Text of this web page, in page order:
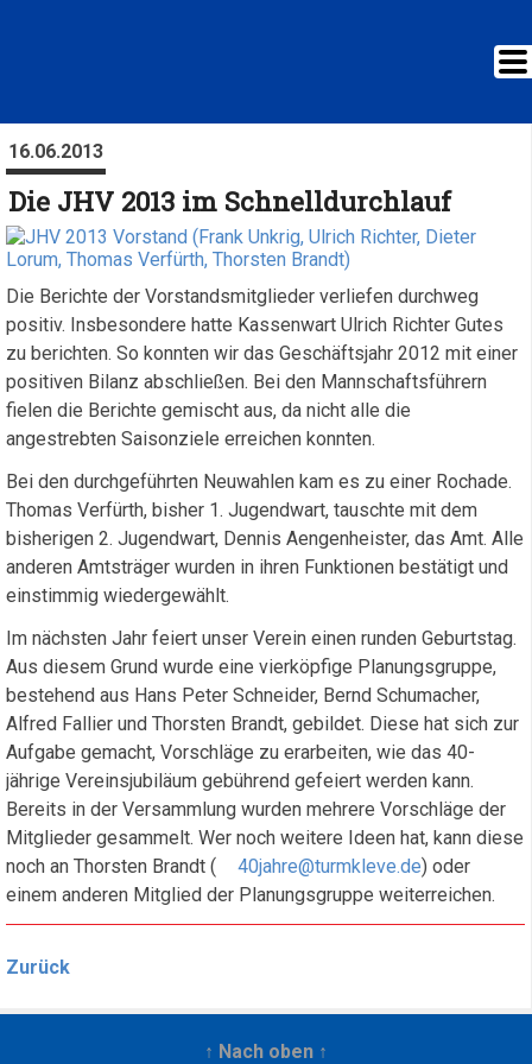
16.06.2013
Die JHV 2013 im Schnelldurchlauf
Die Berichte der Vorstandsmitglieder verliefen durchweg
positiv. Insbesondere hatte Kassenwart Ulrich Richter Gutes
zu berichten. So konnten wir das Geschäftsjahr 2012 mit einer
positiven Bilanz abschließen. Bei den Mannschaftsführern
fielen die Berichte gemischt aus, da nicht alle die
angestrebten Saisonziele erreichen konnten.
Bei den durchgeführten Neuwahlen kam es zu einer Rochade.
Thomas Verfürth, bisher 1. Jugendwart, tauschte mit dem
bisherigen 2. Jugendwart, Dennis Aengenheister, das Amt. Alle
anderen Amtsträger wurden in ihren Funktionen bestätigt und
einstimmig wiedergewählt.
Im nächsten Jahr feiert unser Verein einen runden Geburtstag.
Aus diesem Grund wurde eine vierköpfige Planungsgruppe,
bestehend aus Hans Peter Schneider, Bernd Schumacher,
Alfred Fallier und Thorsten Brandt, gebildet. Diese hat sich zur
Aufgabe gemacht, Vorschläge zu erarbeiten, wie das 40-
jährige Vereinsjubiläum gebührend gefeiert werden kann.
Bereits in der Versammlung wurden mehrere Vorschläge der
Mitglieder gesammelt. Wer noch weitere Ideen hat, kann diese
noch an Thorsten Brandt (
40jahre@turmkleve.de) oder
einem anderen Mitglied der Planungsgruppe weiterreichen.
Zurück
↑ Nach oben ↑